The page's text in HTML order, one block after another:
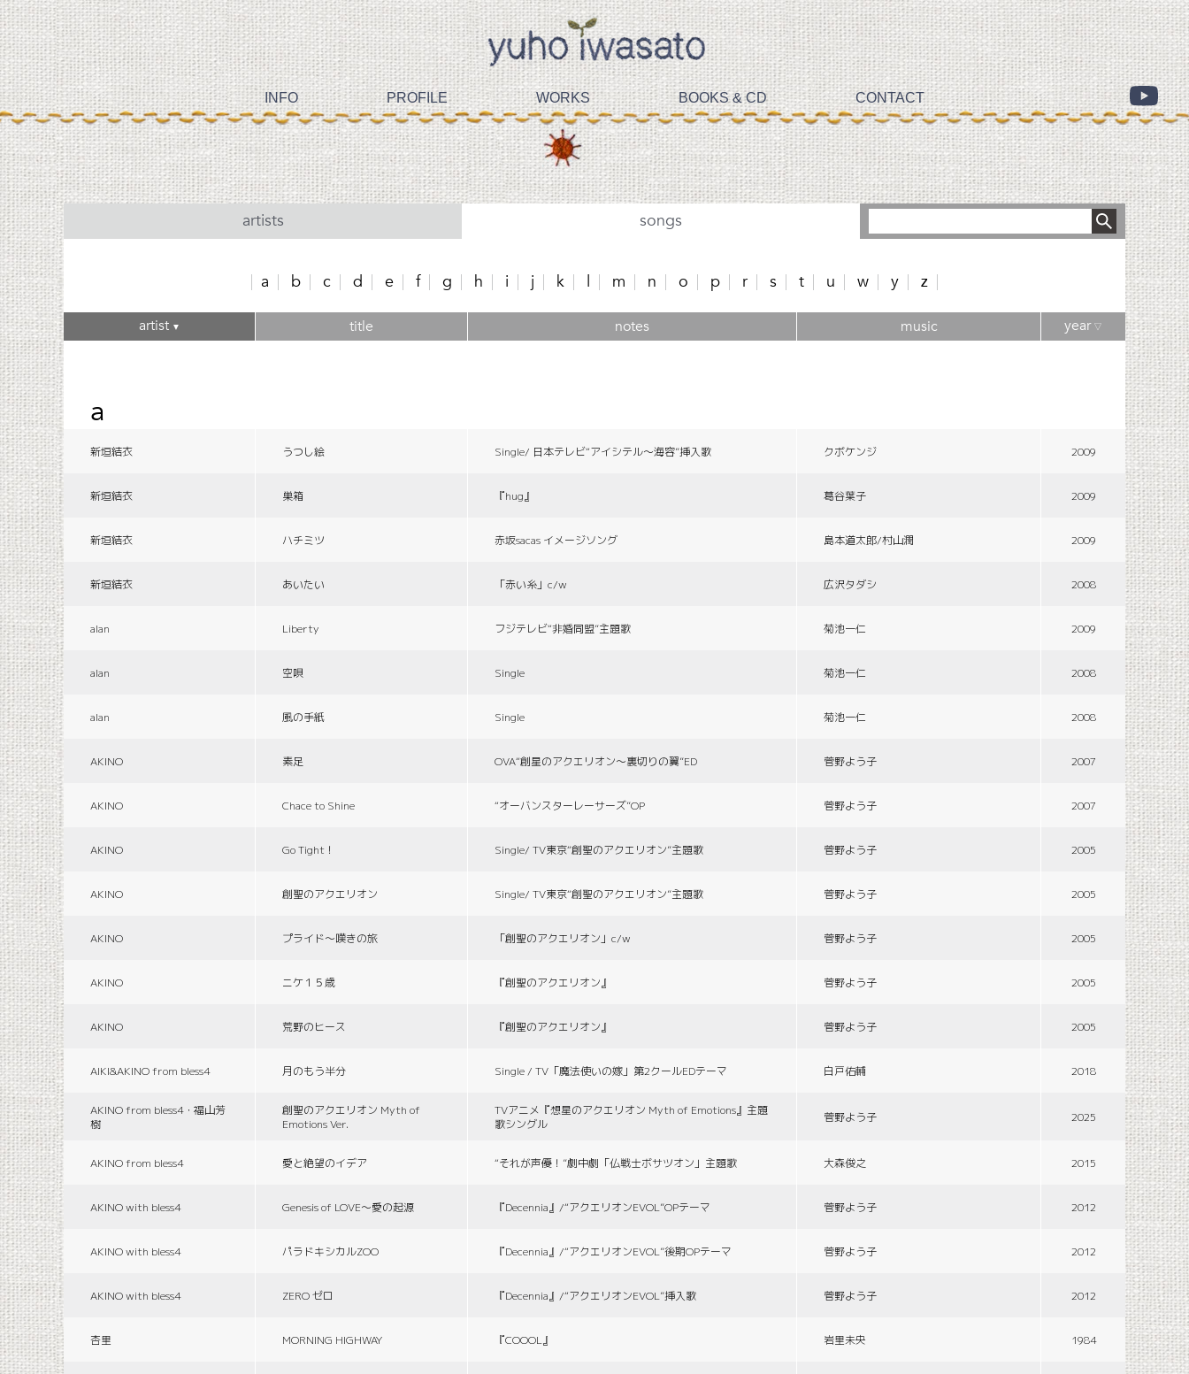
INFO PROFILE WORKS BOOKS & CD CONTACT
artists songs
a b c d e f g h i j k l m n o p r s t u w y z
artist▼ title notes music year▽
a
新垣結衣 うつし絵 Single/ 日本テレビ“アイシテル〜海容”挿入歌 クボケンジ 2009
新垣結衣 巣箱 『hug』 葛谷葉子 2009
新垣結衣 ハチミツ 赤坂sacas イメージソング 島本道太郎/村山潤 2009
新垣結衣 あいたい 「赤い糸」c/w 広沢タダシ 2008
alan Liberty フジテレビ“非婚同盟”主題歌 菊池一仁 2009
alan 空唄 Single 菊池一仁 2008
alan 風の手紙 Single 菊池一仁 2008
AKINO 素足 OVA“創星のアクエリオン〜裏切りの翼”ED 菅野よう子 2007
AKINO Chace to Shine “オーバンスターレーサーズ”OP 菅野よう子 2007
AKINO Go Tight！ Single/ TV東京“創聖のアクエリオン”主題歌 菅野よう子 2005
AKINO 創聖のアクエリオン Single/ TV東京“創聖のアクエリオン”主題歌 菅野よう子 2005
AKINO プライド〜嘆きの旅 「創聖のアクエリオン」c/w 菅野よう子 2005
AKINO ニケ１５歳 『創聖のアクエリオン』 菅野よう子 2005
AKINO 荒野のヒース 『創聖のアクエリオン』 菅野よう子 2005
AIKI&AKINO from bless4 月のもう半分 Single / TV「魔法使いの嫁」第2クールEDテーマ 白戸佑輔 2018
AKINO from bless4・福山芳
樹
創聖のアクエリオン Myth of
Emotions Ver.
TVアニメ『想星のアクエリオン Myth of Emotions』主題
歌シングル
菅野よう子 2025
AKINO from bless4 愛と絶望のイデア “それが声優！”劇中劇「仏戦士ボサツオン」主題歌 大森俊之 2015
AKINO with bless4 Genesis of LOVE〜愛の起源 『Decennia』/“アクエリオンEVOL”OPテーマ 菅野よう子 2012
AKINO with bless4 パラドキシカルZOO 『Decennia』/“アクエリオンEVOL”後期OPテーマ 菅野よう子 2012
AKINO with bless4 ZERO ゼロ 『Decennia』/“アクエリオンEVOL”挿入歌 菅野よう子 2012
杏里 MORNING HIGHWAY 『COOOL』 岩里未央 1984